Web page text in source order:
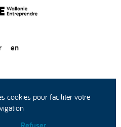
en
2020
Protection des données
cookies pour faciliter votre